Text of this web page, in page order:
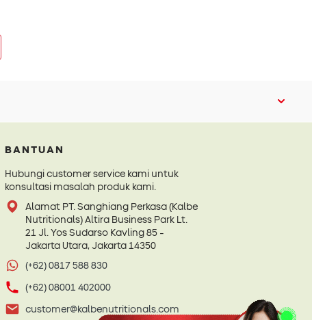
BANTUAN
Hubungi customer service kami untuk
konsultasi masalah produk kami.
Alamat PT. Sanghiang Perkasa (Kalbe
Nutritionals) Altira Business Park Lt.
21 Jl. Yos Sudarso Kavling 85 -
Jakarta Utara, Jakarta 14350
(+62) 0817 588 830
(+62) 08001 402000
customer@kalbenutritionals.com